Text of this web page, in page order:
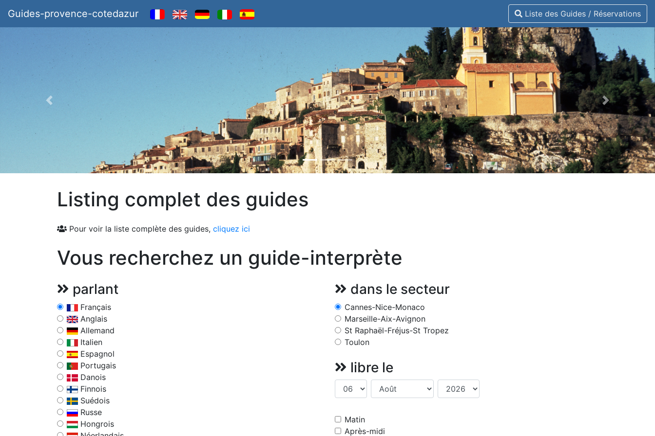
Guides-provence-cotedazur Liste des Guides / Réservations
Listing complet des guides
Pour voir la liste complète des guides, cliquez ici
Vous recherchez un guide-interprète
parlant
Français
Anglais
Allemand
Italien
Espagnol
Portugais
Danois
Finnois
Suédois
Russe
Hongrois
dans le secteur
Cannes-Nice-Monaco
Marseille-Aix-Avignon
St Raphaël-Fréjus-St Tropez
Toulon
libre le
Matin
Après-midi